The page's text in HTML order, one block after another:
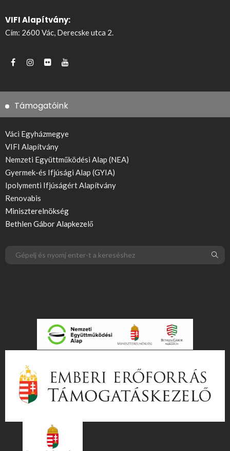
VIFI Alapítvány:
Cím: 2600 Vác, Derecske utca 2.
Támogatóink
Váci Egyházmegye
VIFI Alapítvány
Nemzeti Együttműködési Alap (NEA)
Gyermek-és Ifjúsági Alap (GYIA)
Ipolymenti Ifjúságért Alapítvány
Renovabis
Miniszterelnökség
Bethlen Gábor Alapkezelő